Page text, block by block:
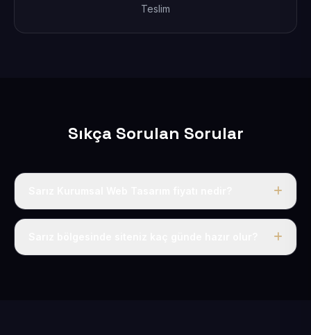
Teslim
Sıkça Sorulan Sorular
Tek fiyat uygulanır: yıllık 50 USD + KDV. Bu bedele alan